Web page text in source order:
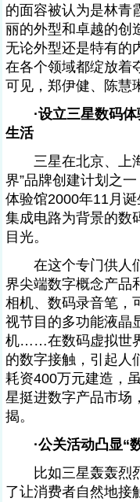
的面容被认为是林
丽的外型和卓越的创
无论外型还是特有的
在各个领域都绽放着
可见，郑伊健、陈慧
·设立三星数码
生活
三星在北京、上海
界”品牌创建计划之
体验馆2000年11月
集成电路为背景的数
目光。
在这个专门供人们
界尖端数字概念产品
相机、数码录音笔，
视节目的多功能液晶
机……在数码虚拟世
的数字接触，引起人
耗资400万元建造，
星挺进数字产品市场
揭。
·公关活动凸显“
比如三星轰轰烈烈
了让消费者自然地接